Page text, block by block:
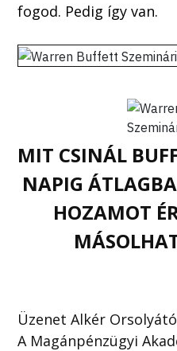
fogod. Pedig így van.
MIT CSINÁL
NAPIG
HOZAMOT
Üzenet Alkér
A Magánpénzügyi